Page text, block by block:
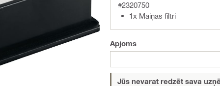
#2320750
1x Maiņas filtri
Apjoms
Jūs nevarat redzēt sava